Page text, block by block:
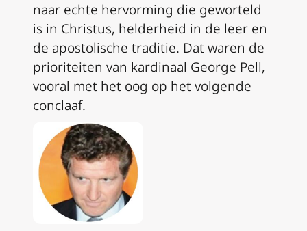
naar echte hervorming die geworteld
is in Christus, helderheid in de leer en
de apostolische traditie. Dat waren de
prioriteiten van kardinaal George Pell,
vooral met het oog op het volgende
conclaaf.